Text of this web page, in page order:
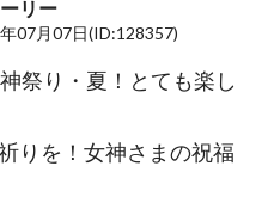
リー
07月07日(ID:128357)
祭り・夏！とても楽し
りを！女神さまの祝福